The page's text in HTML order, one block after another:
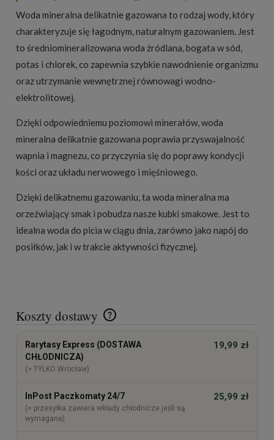
Woda mineralna delikatnie gazowana to rodzaj wody, który
charakteryzuje się łagodnym, naturalnym gazowaniem. Jest
to średniomineralizowana woda źródlana, bogata w sód,
potas i chlorek, co zapewnia szybkie nawodnienie organizmu
oraz utrzymanie wewnętrznej równowagi wodno-
elektrolitowej.
Dzięki odpowiedniemu poziomowi minerałów, woda
mineralna delikatnie gazowana poprawia przyswajalność
wapnia i magnezu, co przyczynia się do poprawy kondycji
kości oraz układu nerwowego i mięśniowego.
Dzięki delikatnemu gazowaniu, ta woda mineralna ma
orzeźwiający smak i pobudza nasze kubki smakowe. Jest to
idealna woda do picia w ciągu dnia, zarówno jako napój do
posiłków, jak i w trakcie aktywności fizycznej.
Koszty dostawy
Cena nie zawiera ewentualnych kosztów płatności
Rarytasy Express (DOSTAWA
CHŁODNICZA)
(> TYLKO Wrocław)
19,99 zł
InPost Paczkomaty 24/7
(> przesyłka zawiera wkłady chłodnicze jeśli są
wymagane)
25,99 zł